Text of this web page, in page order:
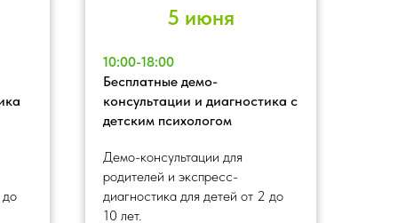
до
5 июня
10:00-18:00
Бесплатные демо-
консультации и диагностика с
детским психологом
Демо-консультации для
родителей и экспресс-
диагностика для детей от 2 до
10 лет.